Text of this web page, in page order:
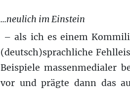
...neulich im Einstein
– als ich es einem
(deutsch)sprachliche
Beispiele massenmedialer
vor und prägte dann das